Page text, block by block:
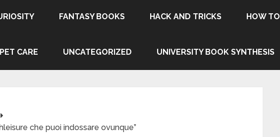
FANTASY BOOKS HACK AND TRICKS HOW TO
PET CARE UNCATEGORIZED UNIVERSITY BOOK SYNTHESIS
che puoi indossare ovunque”